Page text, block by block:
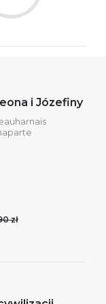
i Józefiny
zł